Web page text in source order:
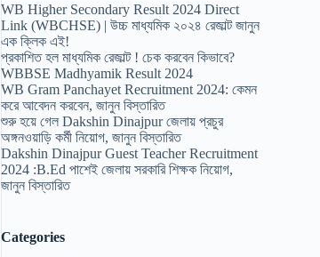
WB Higher Secondary Result 2024 Direct
Link (WBCHSE) | উচ্চ মাধ্যমিক ২০২৪ রেজাল্ট জানুন
এক ক্লিক এই!
প্রকাশিত হল মাধ্যমিক রেজাল্ট ! চেক করবেন কিভাবে?
WBBSE Madhyamik Result 2024
WB Gram Panchayet Recruitment 2024: কেমন
করে আবেদন করবেন, জানুন বিস্তারিত
শুরু হয়ে গেল Dakshin Dinajpur জেলায় প্রচুর
অঙ্গনওয়াড়ি কর্মী নিয়োগ, জানুন বিস্তারিত
Dakshin Dinajpur Guest Teacher Recruitment
2024 :B.Ed পাশেই জেলায় সরকারি শিক্ষক নিয়োগ,
জানুন বিস্তারিত
Categories